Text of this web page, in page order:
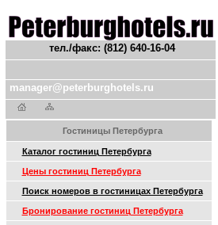
тел./факс: (812) 640-16-04
manager@peterburghotels.ru
Гостиницы Петербурга
Каталог гостиниц Петербурга
Цены гостиниц Петербурга
Поиск номеров в гостиницах Петербурга
Бронирование гостиниц Петербурга